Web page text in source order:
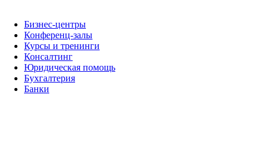
Бизнес-центры
Конференц-залы
Курсы и тренинги
Консалтинг
Юридическая помощь
Бухгалтерия
Банки